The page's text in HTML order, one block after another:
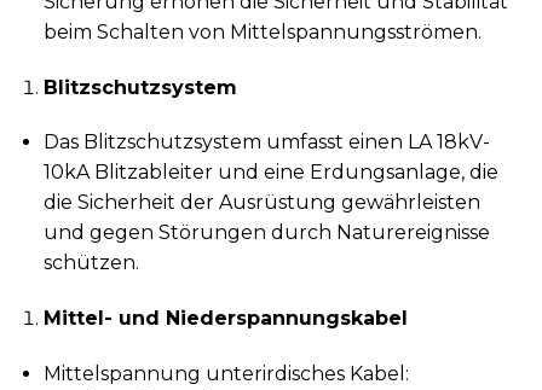
beim Schalten von Mittelspannungsströmen.
Blitzschutzsystem
Das Blitzschutzsystem umfasst einen LA 18kV-
10kA Blitzableiter und eine Erdungsanlage, die
die Sicherheit der Ausrüstung gewährleisten
und gegen Störungen durch Naturereignisse
schützen.
Mittel- und Niederspannungskabel
Mittelspannung unterirdisches Kabel: